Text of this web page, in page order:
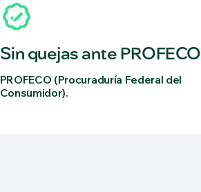
Sin quejas ante PROFECO
PROFECO (Procuraduría Federal del
Consumidor).